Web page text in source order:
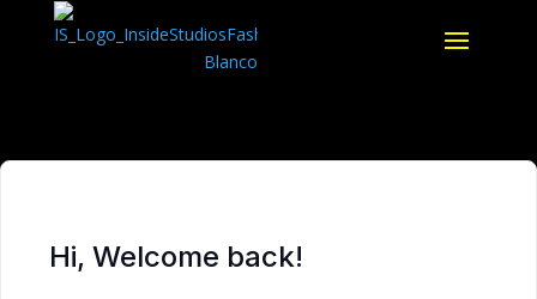
Hi, Welcome back!